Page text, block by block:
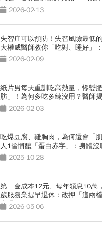
胖 2026-02-13
失智症可以預防！失智風險最低
大權威醫師教你「吃對、睡好」
小習慣
2026-02-09
紙片男每天重訓吃高熱量，慘變
肪」！為何多吃多練沒用？醫師
2026-02-03
吃爆豆腐、雞胸肉，為何還會「
人1習慣釀「蛋白赤字」：身體
2025-10-28
第一金成本12元、每年領息10萬
歲服務業提早退休：改押「這兩
爽過2026-05-06